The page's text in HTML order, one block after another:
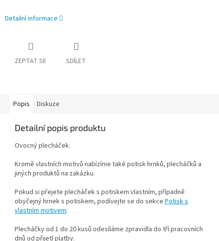
Detailní informace
ZEPTAT SE SDÍLET
Popis Diskuze
Detailní popis produktu
Ovocný plecháček.
Kromě vlastních motivů nabízíme také potisk hrnků, plecháčků a
jiných produktů na zakázku.
Pokud si přejete plecháček s potiskem vlastním, případně
obyčejný hrnek s potiskem, podívejte se do sekce Potisk s
vlastním motivem.
Plecháčky od 1 do 20 kusů odesíláme zpravidla do tří pracovních
dnů od přijetí platby.